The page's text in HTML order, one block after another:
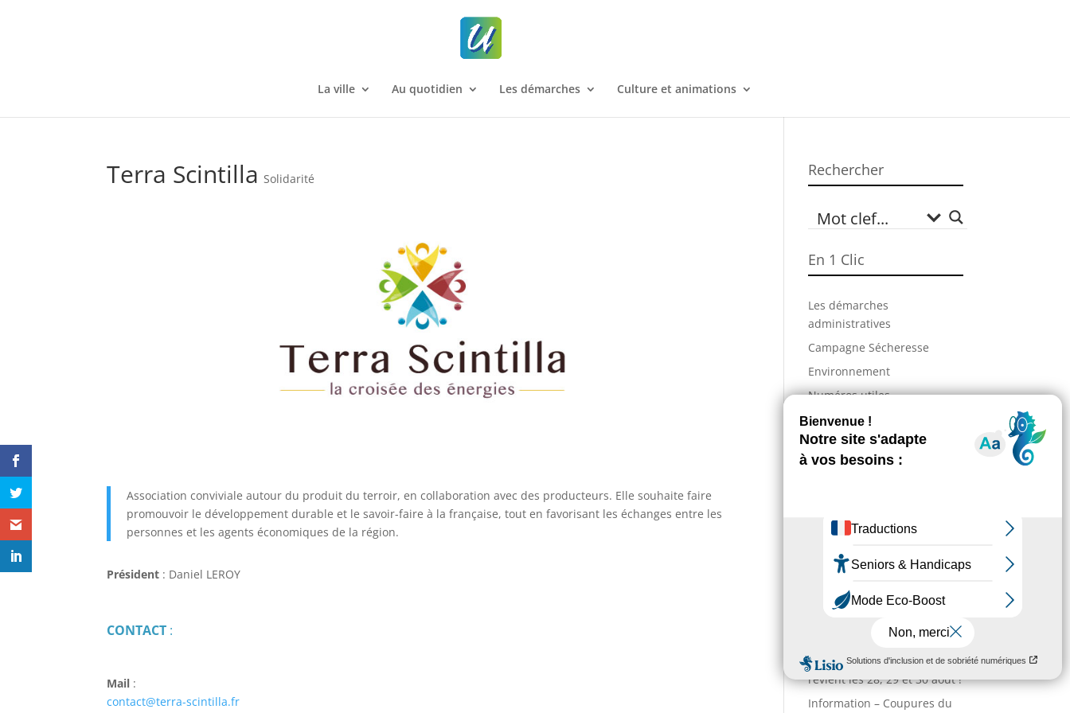
La ville Au quotidien Les démarches Culture et animations
Terra Scintilla Solidarité
Association conviviale autour du produit du terroir, en collaboration avec des producteurs. Elle souhaite faire
promouvoir le développement durable et le savoir-faire à la française, tout en favorisant les échanges entre les
personnes et les agents économiques de la région.
Président : Daniel LEROY
CONTACT :
Mail :
contact@terra-scintilla.fr
Rechercher
En 1 Clic
Les démarches
administratives
Campagne Sécheresse
Environnement
Numéros utiles
Enfance & Jeunesse
Sport
Annuaire des associations
Actualités
Incendies : comment venir
La Grande Fête de L’Union
revient les 28, 29 et 30 août !
Information – Coupures du